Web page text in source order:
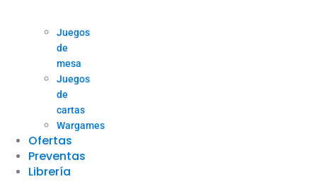
Juegos
de
mesa
Juegos
de
cartas
Wargames
Ofertas
Preventas
Librería